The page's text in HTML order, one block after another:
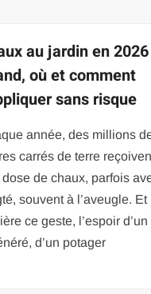
au jardin en
où et comment
sans risque
année, des millions
carrés de terre
dose de chaux, parfois
souvent à l’aveugle. Et
ce geste, l’espoir d’un
d’un potager